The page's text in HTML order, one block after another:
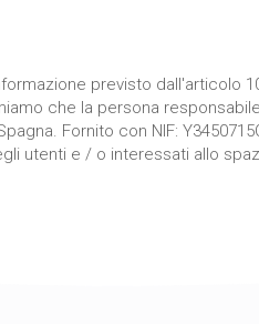
previsto dall'articolo
che la persona
Fornito con NIF:
utenti e / o interessati allo